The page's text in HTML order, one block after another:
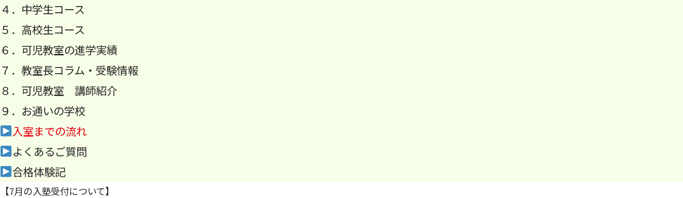
４．中学生コース
５．高校生コース
６．可児教室の進学実績
７．教室長コラム・受験情報
８．可児教室 講師紹介
９．お通いの学校
入室までの流れ
よくあるご質問
合格体験記
【7月の入塾受付について】